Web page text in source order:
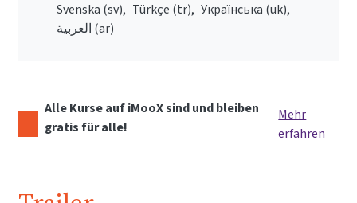
Svenska ‎(sv)‎
Türkçe ‎(tr)‎
Українська ‎(uk)‎
العربية ‎(ar)‎
Alle Kurse auf iMooX sind und bleiben
gratis für alle!
Mehr
erfahren